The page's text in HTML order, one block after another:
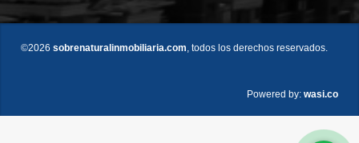
©2026 sobrenaturalinmobiliaria.com, todos los derechos reservados.
Powered by: wasi.co